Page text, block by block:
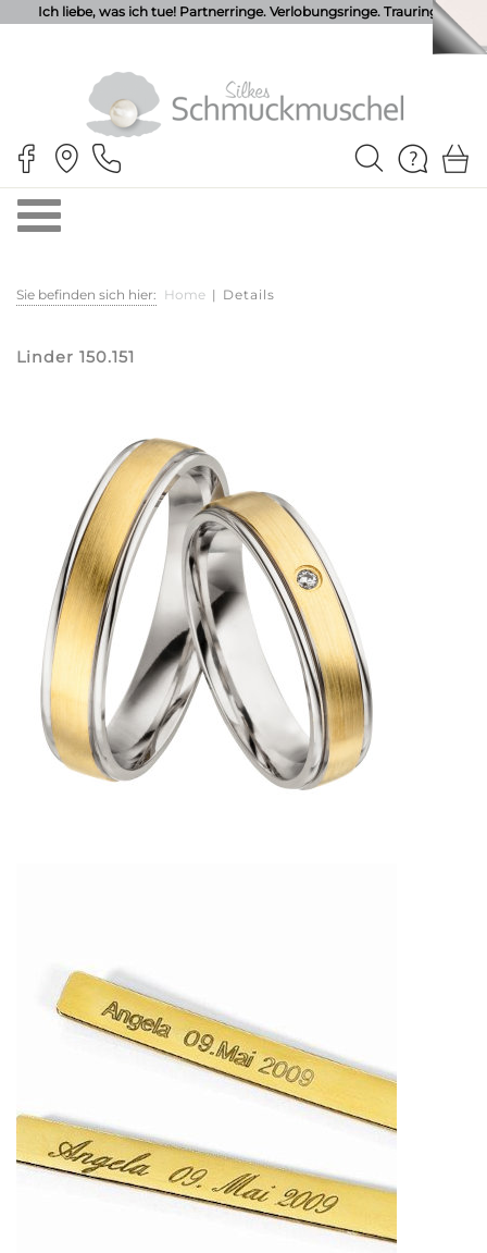
Ich liebe, was ich tue! Partnerringe. Verlobungsringe. Trauringe.
Sie befinden sich hier: Home | Details
Linder 150.151